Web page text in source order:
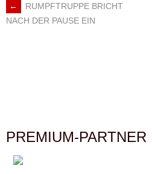
ARTIKEL-
←
RUMPFTRUPPE BRICHT
NACH DER PAUSE EIN
PREMIUM-PARTNER